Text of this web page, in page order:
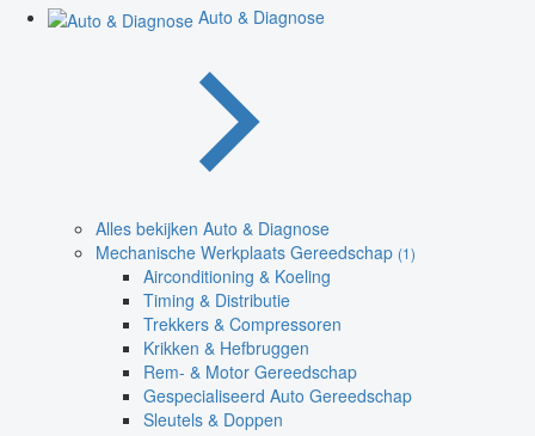
Auto & Diagnose
Alles bekijken Auto & Diagnose
Mechanische Werkplaats Gereedschap (1)
Airconditioning & Koeling
Timing & Distributie
Trekkers & Compressoren
Krikken & Hefbruggen
Rem- & Motor Gereedschap
Gespecialiseerd Auto Gereedschap
Sleutels & Doppen